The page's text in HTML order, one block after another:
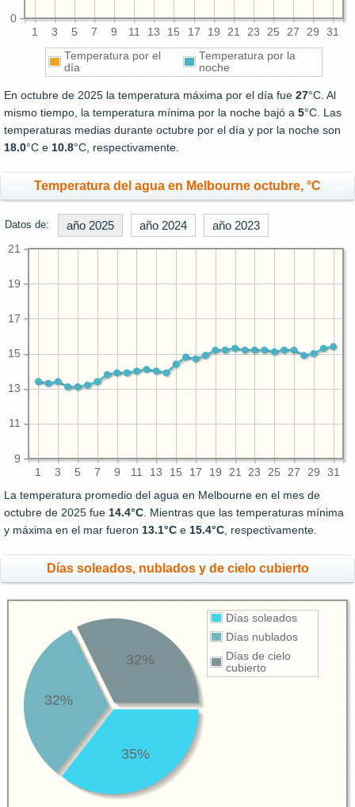
1 3 5 7 9 11 13 15 17 19 21 23 25 27 29 31
0
Temperatura por el
día
Temperatura por la
noche
En octubre de 2025 la temperatura máxima por el día fue 27°C. Al
mismo tiempo, la temperatura mínima por la noche bajó a 5°C. Las
temperaturas medias durante octubre por el día y por la noche son
18.0°C e 10.8°C, respectivamente.
Temperatura del agua en Melbourne octubre, °C
Datos de: año 2025 año 2024 año 2023
1 3 5 7 9 11 13 15 17 19 21 23 25 27 29 31
9
11
13
15
17
19
21
La temperatura promedio del agua en Melbourne en el mes de
octubre de 2025 fue 14.4°C . Mientras que las temperaturas mínima
y máxima en el mar fueron 13.1°C e 15.4°C , respectivamente.
Días soleados, nublados y de cielo cubierto
Días soleados
Días nublados
Días de cielo
cubierto
35%
32%
32%